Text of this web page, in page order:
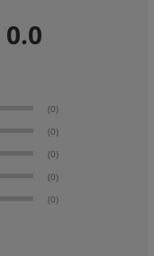
0.0
(0)
(0)
(0)
(0)
(0)